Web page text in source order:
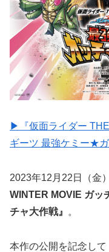
▶︎『仮面ライダー
ギーツ 最強ケミー★
2023年12月22日（金
WINTER MOVIE ガッ
チャ大作戦』
。
本作の公開を記念し